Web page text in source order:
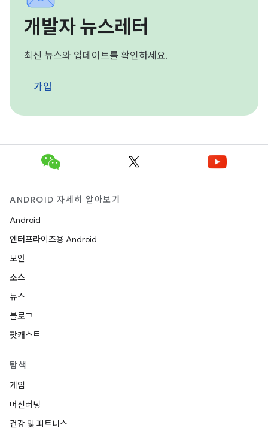
개발자 뉴스레터
최신 뉴스와 업데이트를 확인하세요.
가입
ANDROID 자세히 알아보기
Android
엔터프라이즈용 Android
보안
소스
뉴스
블로그
팟캐스트
탐색
게임
머신러닝
건강 및 피트니스